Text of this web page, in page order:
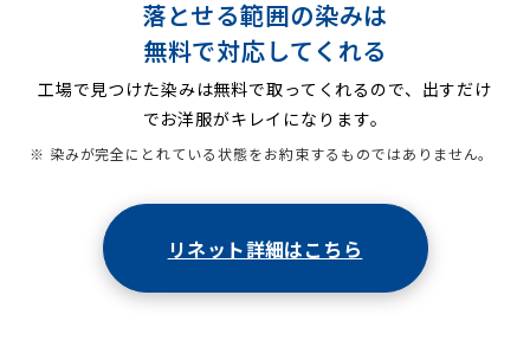
落とせる範囲の染みは
無料で対応してくれる
工場で見つけた染みは無料で取ってくれるので、出すだけ
でお洋服がキレイになります。
※ 染みが完全にとれている状態をお約束するものではありません。
リネット詳細はこちら